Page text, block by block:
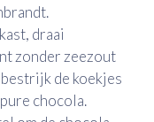
draai
zonder zeezout
de koekjes
chocola.